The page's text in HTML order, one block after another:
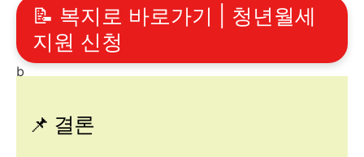
📝 복지로 바로가기 | 청년월세
지원 신청
b
📌 결론